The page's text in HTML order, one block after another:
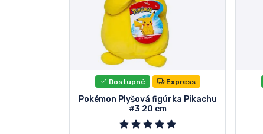
Dostupné Express
Pokémon Plyšová figúrka Pikachu
#3 20 cm